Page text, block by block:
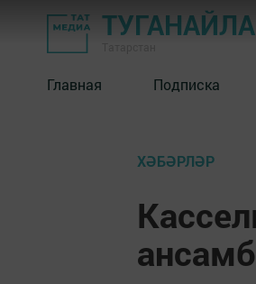
Главная Подписка
ХӘБӘРЛӘР